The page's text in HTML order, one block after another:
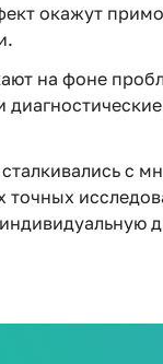
окажут
на фоне
с
точных